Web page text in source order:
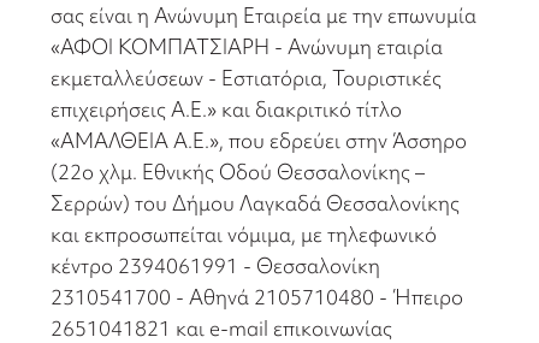
σας είναι η Ανώνυμη Εταιρεία με την επωνυμία
«ΑΦΟΙ ΚΟΜΠΑΤΣΙΑΡΗ - Ανώνυμη εταιρία
εκμεταλλεύσεων - Εστιατόρια, Τουριστικές
επιχειρήσεις Α.Ε.» και διακριτικό τίτλο
«ΑΜΑΛΘΕΙΑ Α.Ε.», που εδρεύει στην Άσσηρο
(22ο χλμ. Εθνικής Οδού Θεσσαλονίκης –
Σερρών) του Δήμου Λαγκαδά Θεσσαλονίκης
και εκπροσωπείται νόμιμα, με τηλεφωνικό
κέντρο 2394061991 - Θεσσαλονίκη
2310541700 - Αθηνά 2105710480 - Ήπειρο
2651041821 και e-mail επικοινωνίας